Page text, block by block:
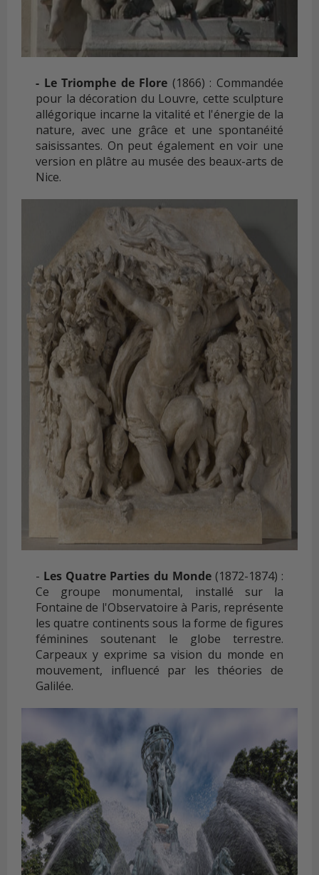
- Le Triomphe de Flore (1866) : Commandée
pour la décoration du Louvre, cette sculpture
allégorique incarne la vitalité et l'énergie de la
nature, avec une grâce et une spontanéité
saisissantes. On peut également en voir une
version en plâtre au musée des beaux-arts de
Nice.
- Les Quatre Parties du Monde(1872-1874) :
Ce groupe monumental, installé sur la
Fontaine de l'Observatoire à Paris, représente
les quatre continents sous la forme de figures
féminines soutenant le globe terrestre.
Carpeaux y exprime sa vision du monde en
mouvement, influencé par les théories de
Galilée.